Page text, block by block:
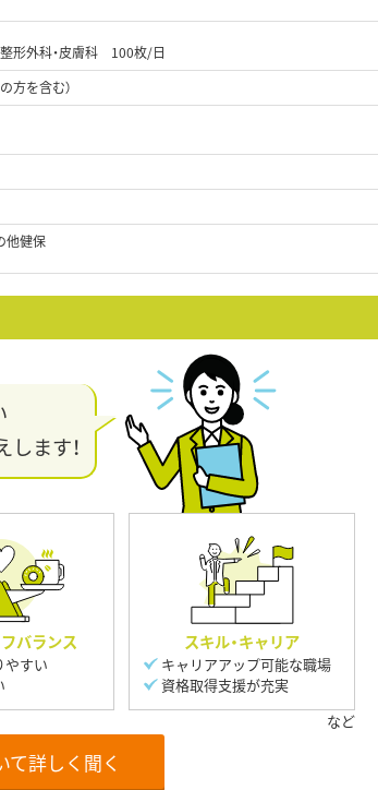
整形外科・皮膚科 100枚/日
方を含む）
他健保
します！
バランス
やすい
スキル・キャリア
キャリアアップ可能な職場
資格取得支援が充実
て詳しく聞く